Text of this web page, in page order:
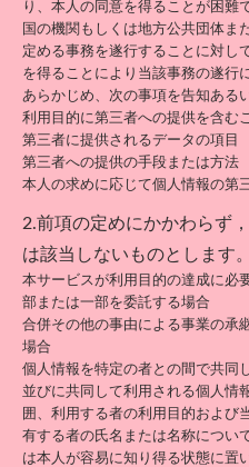
り、本人の同意を得ることが困難
国の機関もしくは地方公共団体ま
定める事務を遂行することに対し
を得ることにより当該事務の遂行
あらかじめ、次の事項を告知ある
利用目的に第三者への提供を含む
第三者に提供されるデータの項目
第三者への提供の手段または方法
本人の求めに応じて個人情報の第
2.前項の定めにかかわらず
は該当しないものとします。
本サービスが利用目的の達成に必
部または一部を委託する場合
合併その他の事由による事業の承
場合
個人情報を特定の者との間で共同
並びに共同して利用される個人情
囲、利用する者の利用目的および
有する者の氏名または名称につい
は本人が容易に知り得る状態に置